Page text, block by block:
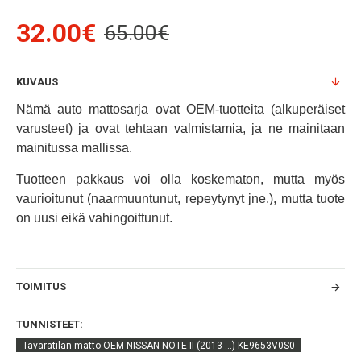
32.00€ 65.00€
KUVAUS
Nämä auto mattosarja ovat OEM-tuotteita (alkuperäiset
varusteet) ja ovat tehtaan valmistamia, ja ne mainitaan
mainitussa mallissa.
Tuotteen pakkaus voi olla koskematon, mutta myös
vaurioitunut (naarmuuntunut, repeytynyt jne.), mutta tuote
on uusi eikä vahingoittunut.
TOIMITUS
TUNNISTEET:
Tavaratilan matto OEM NISSAN NOTE II (2013-...) KE9653V0S0